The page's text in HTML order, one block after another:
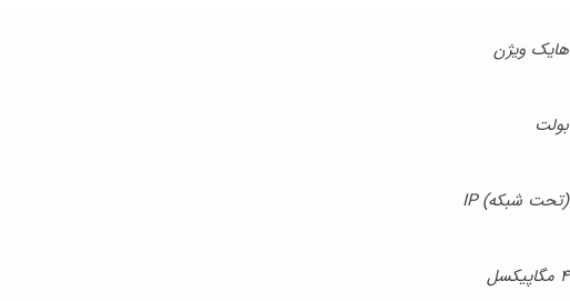
هایک ویژن
بولت
(تحت شبکه) IP
4 مگاپیکسل